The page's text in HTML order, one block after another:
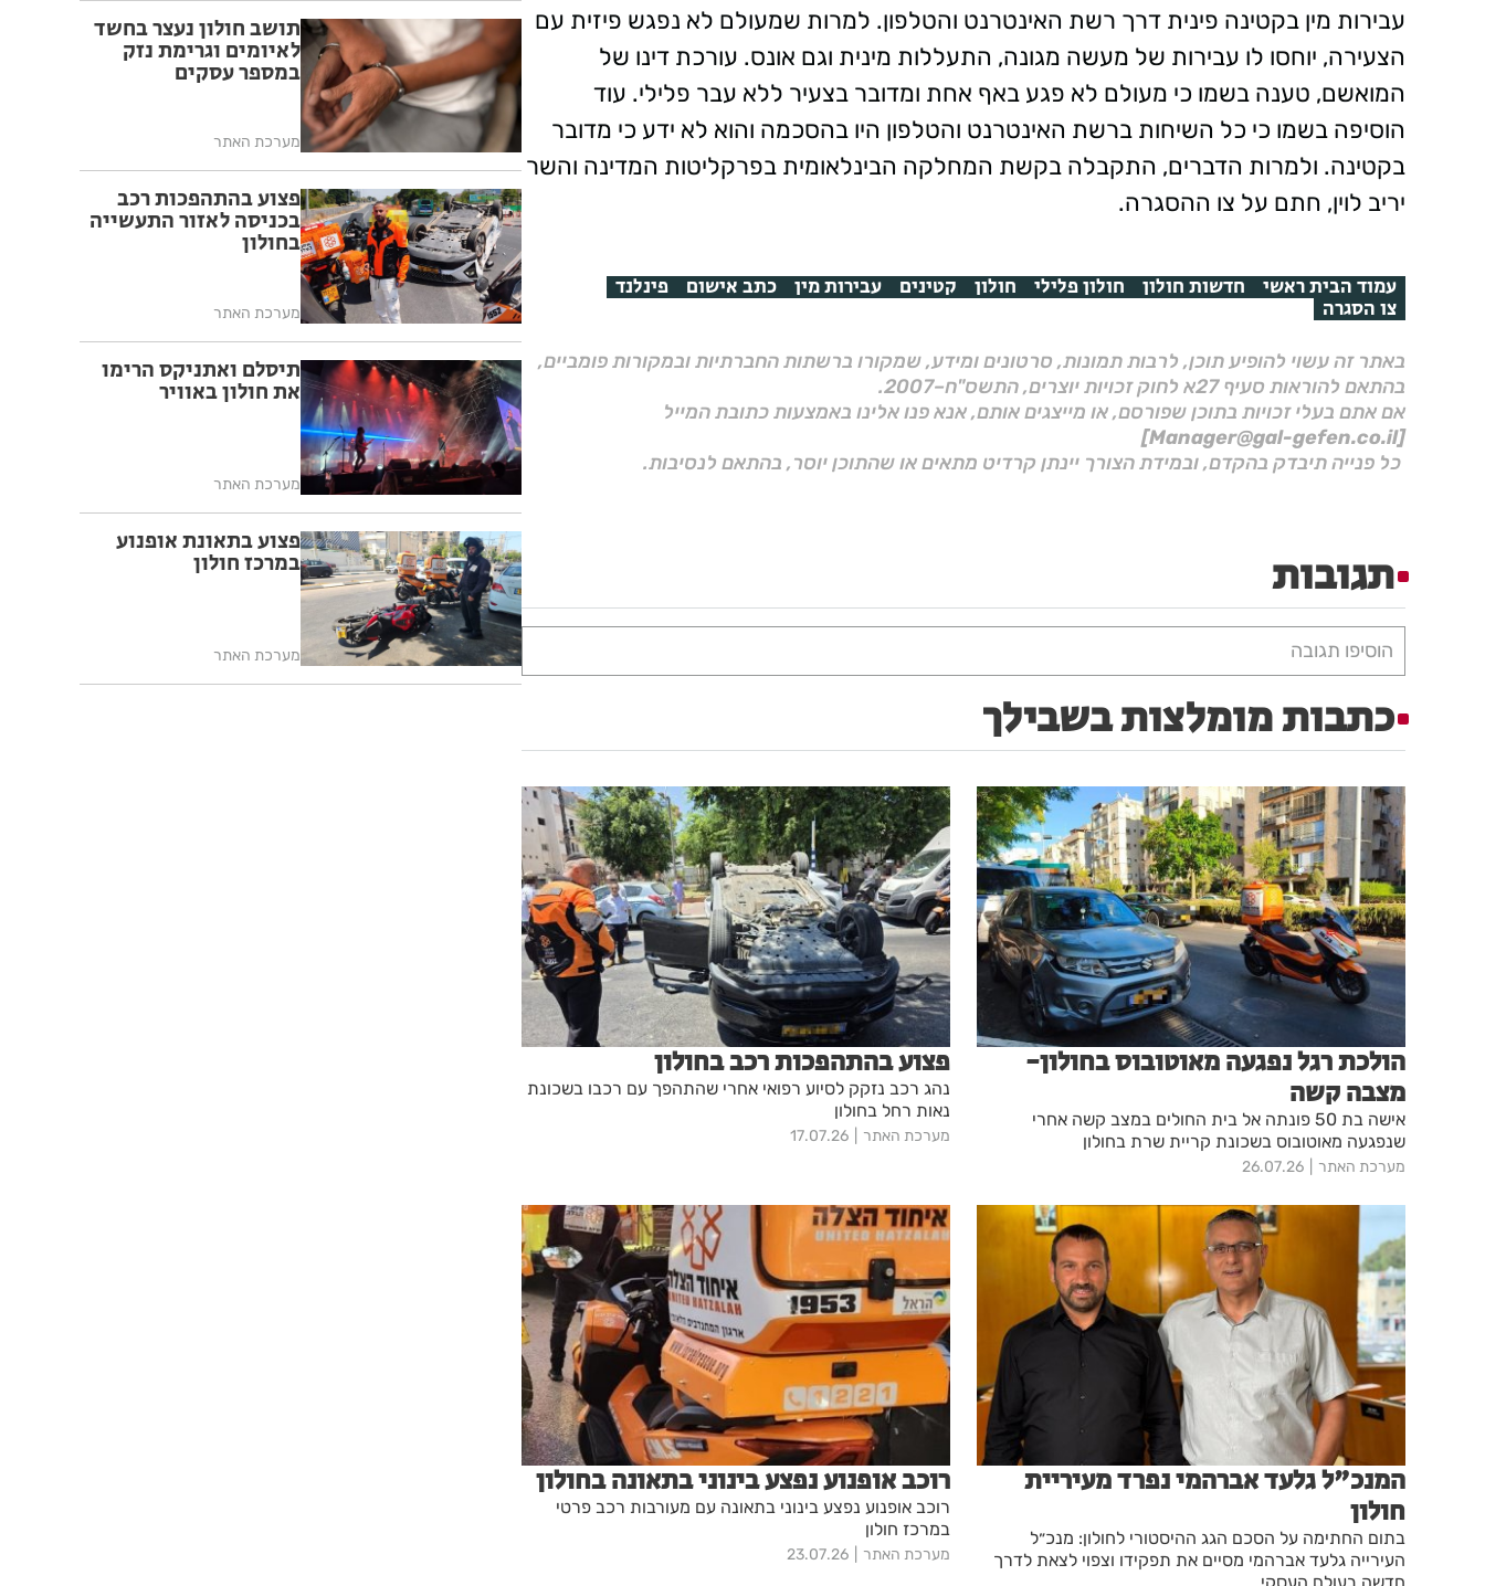
עבירות מין בקטינה פינית דרך רשת האינטרנט והטלפון. למרות שמעולם לא נפגש פיזית עם
הצעירה, יוחסו לו עבירות של מעשה מגונה, התעללות מינית וגם אונס. עורכת דינו של
המואשם, טענה בשמו כי מעולם לא פגע באף אחת ומדובר בצעיר ללא עבר פלילי. עוד
הוסיפה בשמו כי כל השיחות ברשת האינטרנט והטלפון היו בהסכמה והוא לא ידע כי מדובר
בקטינה. ולמרות הדברים, התקבלה בקשת המחלקה הבינלאומית בפרקליטות המדינה והשר
יריב לוין, חתם על צו ההסגרה.
עמוד הבית ראשי חדשות חולון חולון פלילי חולון קטינים עבירות מין כתב אישום פינלנד
צו הסגרה
באתר זה עשוי להופיע תוכן, לרבות תמונות, סרטונים ומידע, שמקורו ברשתות החברתיות ובמקורות פומביים,
בהתאם להוראות סעיף 27א לחוק זכויות יוצרים, התשס"ח–2007.
אם אתם בעלי זכויות בתוכן שפורסם, או מייצגים אותם, אנא פנו אלינו באמצעות כתובת המייל
[Manager@gal-gefen.co.il]
כל פנייה תיבדק בהקדם, ובמידת הצורך יינתן קרדיט מתאים או שהתוכן יוסר, בהתאם לנסיבות.
תגובות
הוסיפו תגובה
כתבות מומלצות בשבילך
הולכת רגל נפגעה מאוטובוס בחולון-
מצבה קשה
אישה בת 50 פונתה אל בית החולים במצב קשה אחרי
שנפגעה מאוטובוס בשכונת קריית שרת בחולון
מערכת האתר 26.07.26
פצוע בהתהפכות רכב בחולון
נהג רכב נזקק לסיוע רפואי אחרי שהתהפך עם רכבו בשכונת
נאות רחל בחולון
מערכת האתר 17.07.26
המנכ"ל גלעד אברהמי נפרד מעיריית
חולון
בתום החתימה על הסכם הגג ההיסטורי לחולון: מנכ״ל
העירייה גלעד אברהמי מסיים את תפקידו וצפוי לצאת לדרך
רוכב אופנוע נפצע בינוני בתאונה בחולון
רוכב אופנוע נפצע בינוני בתאונה עם מעורבות רכב פרטי
במרכז חולון
מערכת האתר 23.07.26
תושב חולון נעצר בחשד
לאיומים וגרימת נזק
במספר עסקים
מערכת האתר
פצוע בהתהפכות רכב
בכניסה לאזור התעשייה
בחולון
מערכת האתר
תיסלם ואתניקס הרימו
את חולון באוויר
מערכת האתר
פצוע בתאונת אופנוע
במרכז חולון
מערכת האתר